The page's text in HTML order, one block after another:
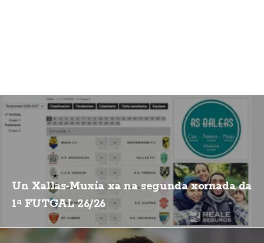
Un Xallas-Muxía xa na segunda xornada da
1ª FUTGAL 26/26